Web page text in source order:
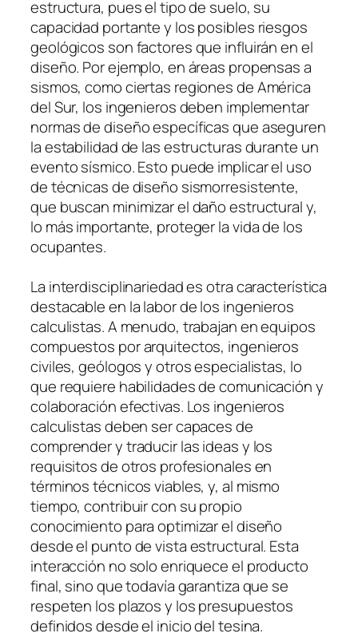
estructura, pues el tipo de suelo, su
capacidad portante y los posibles riesgos
geológicos son factores que influirán en el
diseño. Por ejemplo, en áreas propensas a
sismos, como ciertas regiones de América
del Sur, los ingenieros deben implementar
normas de diseño específicas que aseguren
la estabilidad de las estructuras durante un
evento sísmico. Esto puede implicar el uso
de técnicas de diseño sismorresistente,
que buscan minimizar el daño estructural y,
lo más importante, proteger la vida de los
ocupantes.
La interdisciplinariedad es otra característica
destacable en la labor de los ingenieros
calculistas. A menudo, trabajan en equipos
compuestos por arquitectos, ingenieros
civiles, geólogos y otros especialistas, lo
que requiere habilidades de comunicación y
colaboración efectivas. Los ingenieros
calculistas deben ser capaces de
comprender y traducir las ideas y los
requisitos de otros profesionales en
términos técnicos viables, y, al mismo
tiempo, contribuir con su propio
conocimiento para optimizar el diseño
desde el punto de vista estructural. Esta
interacción no solo enriquece el producto
final, sino que todavía garantiza que se
respeten los plazos y los presupuestos
definidos desde el inicio del tesina.